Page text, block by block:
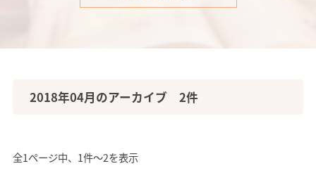
2018年04月のアーカイブ 2件
全1ページ中、1件〜2を表示